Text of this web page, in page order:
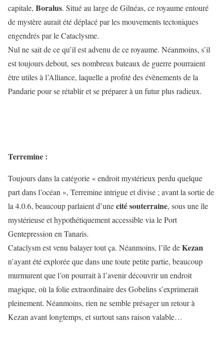
capitale, Boralus. Situé au large de Gilnéas, ce royaume entouré
de mystère aurait été déplacé par les mouvements tectoniques
engendrés par le Cataclysme.
Nul ne sait de ce qu’il est advenu de ce royaume. Néanmoins, s’il
est toujours debout, ses nombreux bateaux de guerre pourraient
être utiles à l’Alliance, laquelle a profité des évènements de la
Pandarie pour se rétablir et se préparer à un futur plus radieux.
Terremine :
Toujours dans la catégorie « endroit mystérieux perdu quelque
part dans l’océan », Terremine intrigue et divise ; avant la sortie de
la 4.0.6, beaucoup parlaient d’unecité souterraine, sous une île
mystérieuse et hypothétiquement accessible via le Port
Gentepression en Tanaris.
Cataclysm est venu balayer tout ça. Néanmoins, l’île deKezan
n’ayant été explorée que dans une toute petite partie, beaucoup
murmurent que l’on pourrait à l’avenir découvrir un endroit
magique, où la folie extraordinaire des Gobelins s’exprimerait
pleinement. Néanmoins, rien ne semble présager un retour à
Kezan avant longtemps, et surtout sans raison valable…